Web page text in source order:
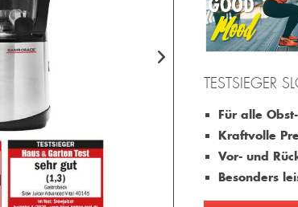
TESTSIEGER
Für alle
Kraftvolle
Vor- und
Besonders